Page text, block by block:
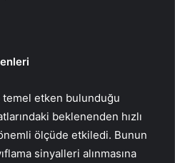
temel etken bulunduğu
beklenenden hızlı
ölçüde etkiledi. Bunun
sinyalleri alınmasına